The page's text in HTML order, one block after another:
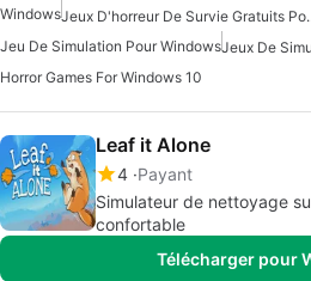
Windows Jeux
Jeu De Simulation Pour WindowsJeux De
Horror Games For Windows 10
Leaf it Alone
4 Payant
Simulateur de nettoyage
confortable
Télécharger pour